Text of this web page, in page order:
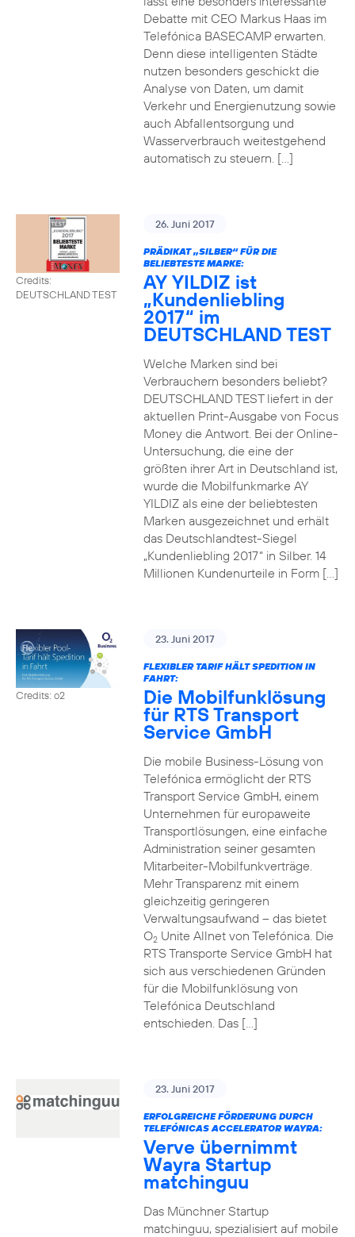
Debatte mit CEO Markus Haas im
Telefónica BASECAMP erwarten.
Denn diese intelligenten Städte
nutzen besonders geschickt die
Analyse von Daten, um damit
Verkehr und Energienutzung sowie
auch Abfallentsorgung und
Wasserverbrauch weitestgehend
automatisch zu steuern. […]
Credits:
DEUTSCHLAND TEST
26. Juni 2017
PRÄDIKAT „SILBER“ FÜR DIE
BELIEBTESTE MARKE:
AY YILDIZ ist
„Kundenliebling
2017“ im
DEUTSCHLAND TEST
Welche Marken sind bei
Verbrauchern besonders beliebt?
DEUTSCHLAND TEST liefert in der
aktuellen Print-Ausgabe von Focus
Money die Antwort. Bei der Online-
Untersuchung, die eine der
größten ihrer Art in Deutschland ist,
wurde die Mobilfunkmarke AY
YILDIZ als eine der beliebtesten
Marken ausgezeichnet und erhält
das Deutschlandtest-Siegel
„Kundenliebling 2017“ in Silber. 14
Millionen Kundenurteile in Form […]
Credits: o2
23. Juni 2017
FLEXIBLER TARIF HÄLT SPEDITION IN
FAHRT:
Die Mobilfunklösung
für RTS Transport
Service GmbH
Die mobile Business-Lösung von
Telefónica ermöglicht der RTS
Transport Service GmbH, einem
Unternehmen für europaweite
Transportlösungen, eine einfache
Administration seiner gesamten
Mitarbeiter-Mobilfunkverträge.
Mehr Transparenz mit einem
gleichzeitig geringeren
Verwaltungsaufwand – das bietet
O2Unite Allnet von Telefónica. Die
RTS Transporte Service GmbH hat
sich aus verschiedenen Gründen
für die Mobilfunklösung von
Telefónica Deutschland
entschieden. Das […]
23. Juni 2017
ERFOLGREICHE FÖRDERUNG DURCH
TELEFÓNICAS ACCELERATOR WAYRA:
Verve übernimmt
Wayra Startup
matchinguu
Das Münchner Startup
matchinguu, spezialisiert auf mobile